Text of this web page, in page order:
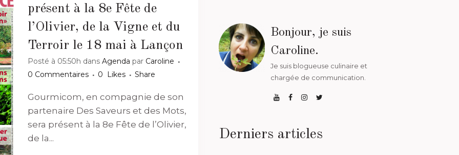
présent à la 8e Fête de
l’Olivier, de la Vigne et du
Terroir le 18 mai à Lançon
Posté à 05:50h dans Agenda par Caroline
0 Commentaires
0 Likes Share
Gourmicom, en compagnie de son
partenaire Des Saveurs et des Mots,
sera présent à la 8e Fête de l’Olivier,
de la...
Bonjour, je suis
Caroline.
Je suis blogueuse culinaire et
chargée de communication.
Derniers articles